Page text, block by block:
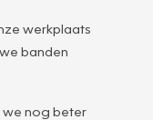
werkplaats
banden
we nog beter